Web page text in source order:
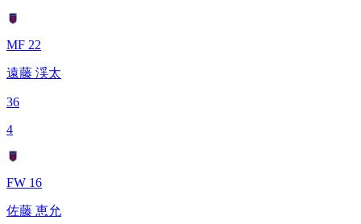
MF 22
遠藤 渓太
36
4
FW 16
佐藤 恵允